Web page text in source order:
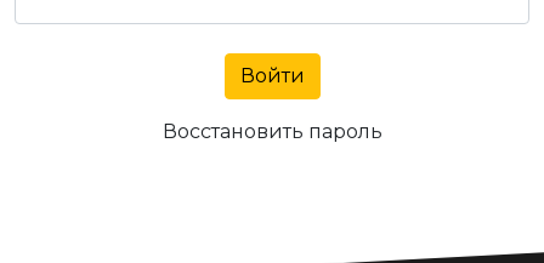
Войти
Восстановить пароль